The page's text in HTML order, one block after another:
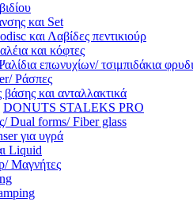
και Set
και Λαβίδες πεντικιούρ
και κόφτες
επωνυχίων/ τσιμπιδάκια
Ράσπες
βάσης και ανταλλακτικά
DONUTS STALEKS PRO
Dual forms/ Fiber glass
για υγρά
Liquid
Μαγνήτες